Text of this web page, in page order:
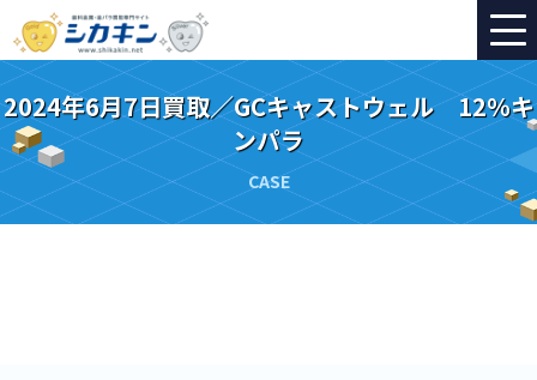
2024年6月7日買取／GCキャストウェル 12％キ
ンパラ
CASE